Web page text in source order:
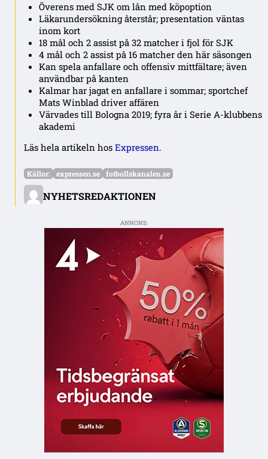
Överens med SJK om lån med köpoption
Läkarundersökning återstår; presentation väntas
inom kort
18 mål och 2 assist på 32 matcher i fjol för SJK
4 mål och 2 assist på 16 matcher den här säsongen
Kan spela anfallare och offensiv mittfältare; även
användbar på kanten
Kalmar har jagat en anfallare i sommar; sportchef
Mats Winblad driver affären
Värvades till Bologna 2019; fyra år i Serie A-klubbens
akademi
Läs hela artikeln hos Expressen.
NYHETSREDAKTIONEN
Källor: expressen.se fotbollskanalen.se
ANNONS: